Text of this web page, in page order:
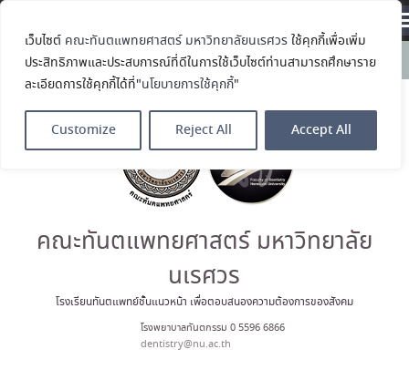
เว็บไซต์ คณะทันตแพทยศาสตร์ มหาวิทยาลัยนเรศวร ใช้คุกกี้เพื่อเพิ่ม
ประสิทธิภาพและประสบการณ์ที่ดีในการใช้เว็บไซต์ท่านสามารถศึกษาราย
ละเอียดการใช้คุกกี้ได้ที่"นโยบายการใช้คุกกี้"
Customize Reject All Accept All
News:
คณะทันตแพทยศาสตร์
มหาวิทยาลัยนเรศวร ร่วมออกบูธ
ประชาสัมพันธ์ หลักสูตรทันตแพทย
ประกาศนียบัตรผู้ช่วยทันตแพทย์
ในโครงการ Open House 2026
ตน ค้นหาตัวเอง
ประกาศคณะทันตแพทยศาสตร์
มหาวิทยาลัยนเรศวร เรื่อง ผู้ผ่าน
การสอบแข่งขันเข้าเป็นพนักงาน
ราชการ (เงินรายได้) ตำแหน่ง ผู้
ประมวลภาพบรรยากาศกิจกรรม
Dent Connect Board Game
2569 ณ คณะทันแพทยศาสตร์
คณะทันตแพทยศาสตร์ มหาวิทยาลัย
นเรศวร
โรงเรียนทันตแพทย์ชั้นแนวหน้า เพื่อตอบสนองความต้องการของสังคม
โรงพยาบาลทันตกรรม 0 5596 6866
dentistry@nu.ac.th